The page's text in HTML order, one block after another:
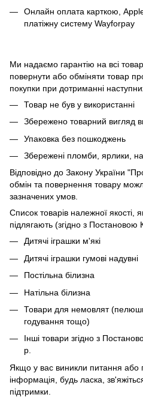
Онлайн оплата карткою,
платіжну систему Wayforpay
Ми надаємо гарантію на всі
повернути або обміняти товар
покупки при дотриманні
Товар не був у використанні
Збережено товарний вигляд
Упаковка без пошкоджень
Збережені пломби, ярлики,
Відповідно до Закону України
обмін та повернення товару
зазначених умов.
Список товарів належної якості,
підлягають (згідно з
Дитячі іграшки м'які
Дитячі іграшки гумові надувні
Постільна білизна
Натільна білизна
Товари для немовлят
годування тощо)
Інші товари згідно з
р.
Якщо у вас виникли питання або
інформація, будь ласка,
підтримки.